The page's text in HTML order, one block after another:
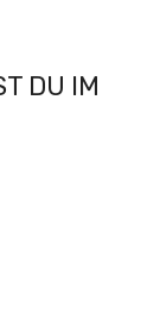
DU IM